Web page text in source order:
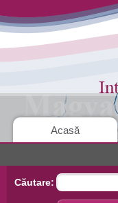
Acasă
Căutare: